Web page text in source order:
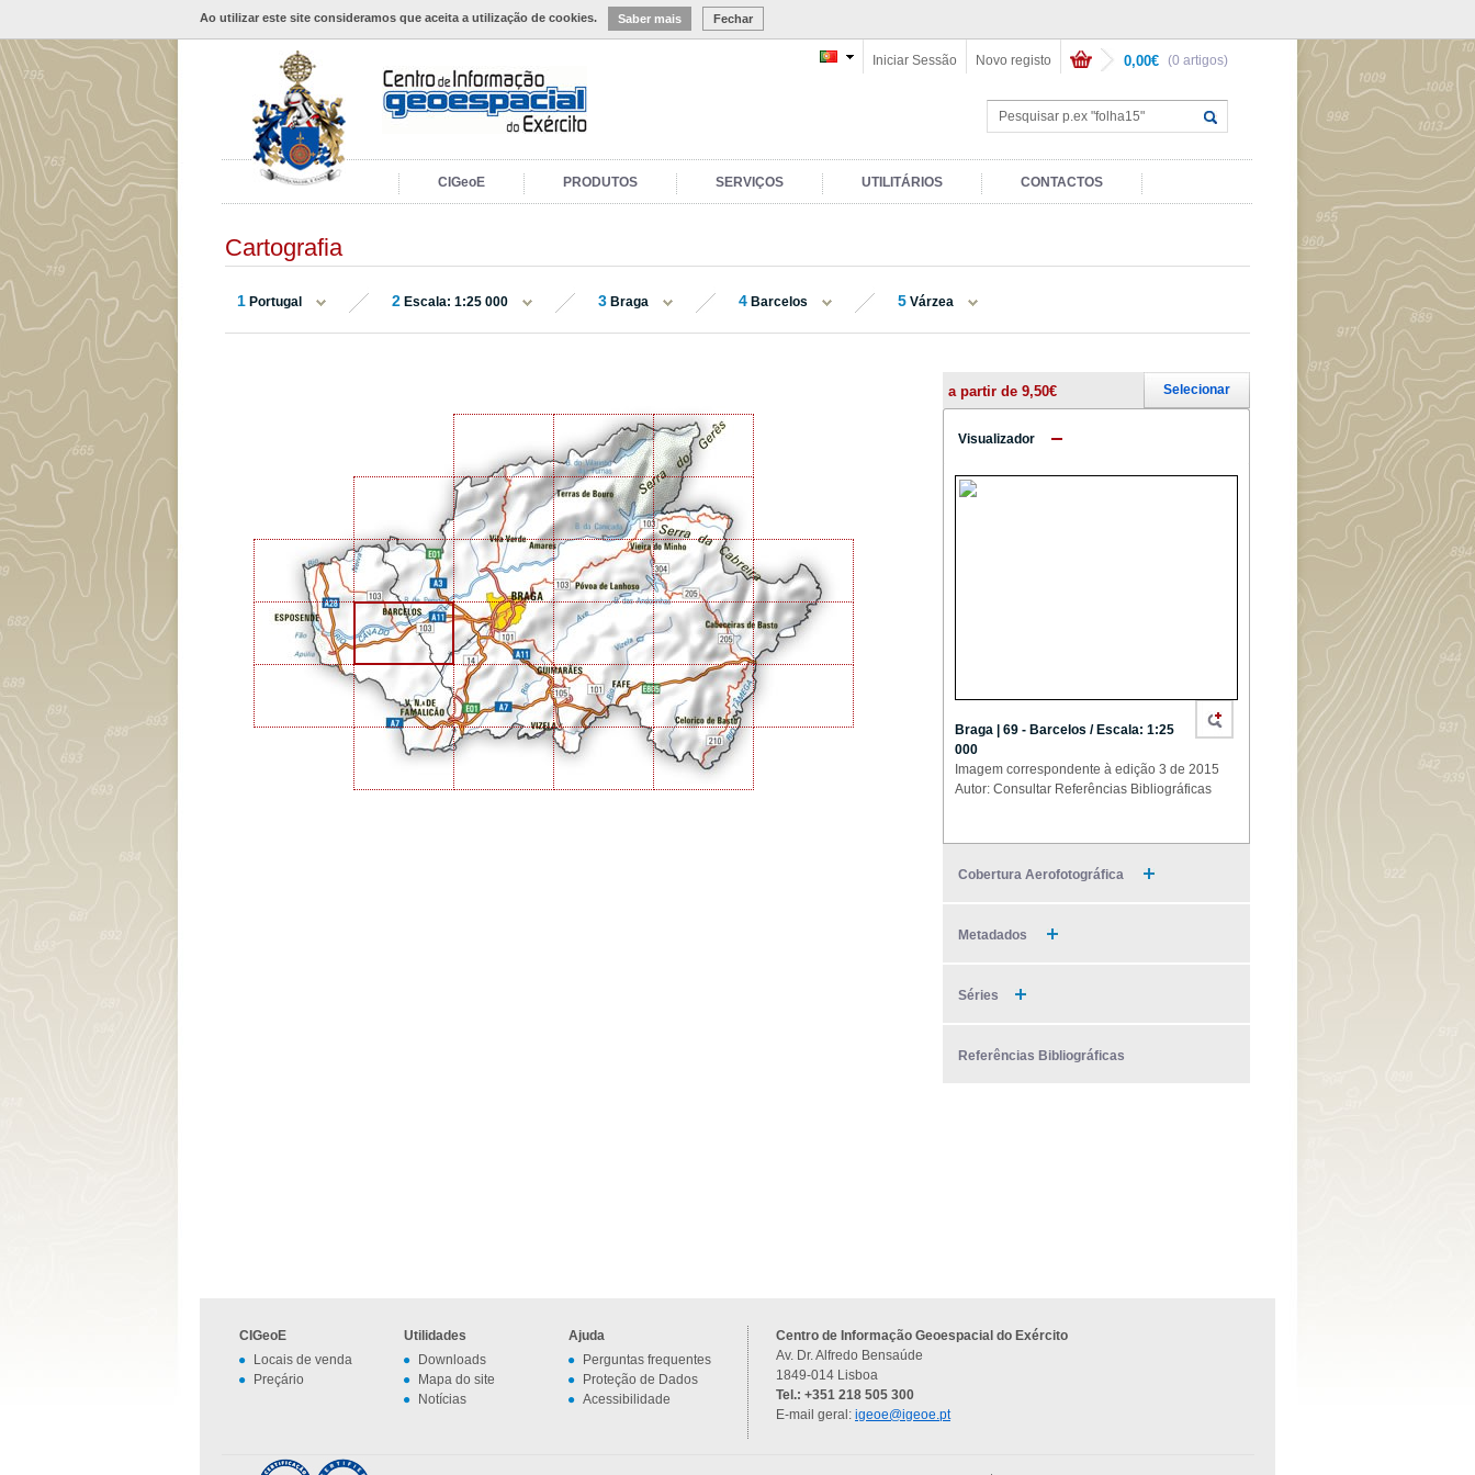
Ao utilizar este site consideramos que aceita a utilização de cookies. Saber mais Fechar
(0 artigos)
0,00€
Novo registo
Iniciar Sessão
CIGeoE PRODUTOS SERVIÇOS UTILITÁRIOS CONTACTOS
Cartografia
1 Portugal 2 Escala: 1:25 000 3 Braga 4 Barcelos 5 Várzea
a partir de 9,50€ Selecionar
Visualizador
Braga | 69 - Barcelos / Escala: 1:25
000
Imagem correspondente à edição 3 de 2015
Autor: Consultar Referências Bibliográficas
Cobertura Aerofotográfica
Metadados
Séries
Referências Bibliográficas
CIGeoE
Locais de venda
Preçário
Utilidades
Downloads
Mapa do site
Notícias
Ajuda
Perguntas frequentes
Proteção de Dados
Acessibilidade
Centro de Informação Geoespacial do Exército
Av. Dr. Alfredo Bensaúde
1849-014 Lisboa
Tel.: +351 218 505 300
E-mail geral: igeoe@igeoe.pt